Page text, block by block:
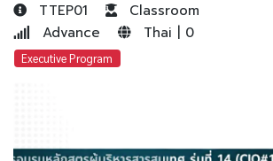
TTEP01
Classroom
Advance
Thai | 0
Executive Program